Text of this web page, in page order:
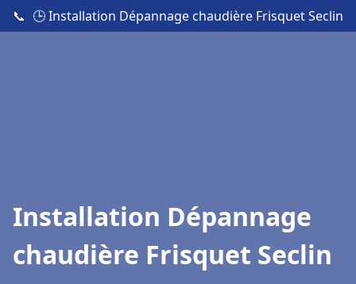
📞 🕒 Installation Dépannage chaudière Frisquet Seclin
Installation Dépannage
chaudière Frisquet Seclin